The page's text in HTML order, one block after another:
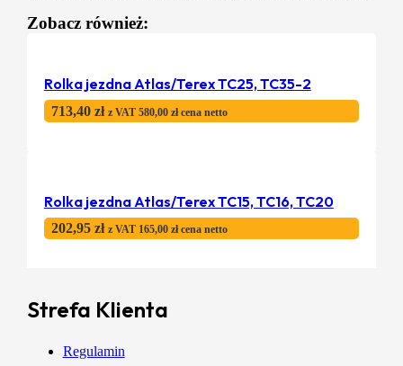
Zobacz również:
Rolka jezdna Atlas/Terex TC25, TC35-2
713,40 zł z VAT 580,00 złcena netto
Rolka jezdna Atlas/Terex TC15, TC16, TC20
202,95 zł z VAT 165,00 złcena netto
Strefa Klienta
Regulamin